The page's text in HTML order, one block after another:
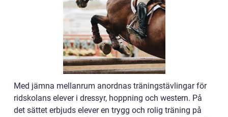
Med jämna mellanrum anordnas träningstävlingar för
ridskolans elever i dressyr, hoppning och western. På
det sättet erbjuds elever en trygg och rolig träning på